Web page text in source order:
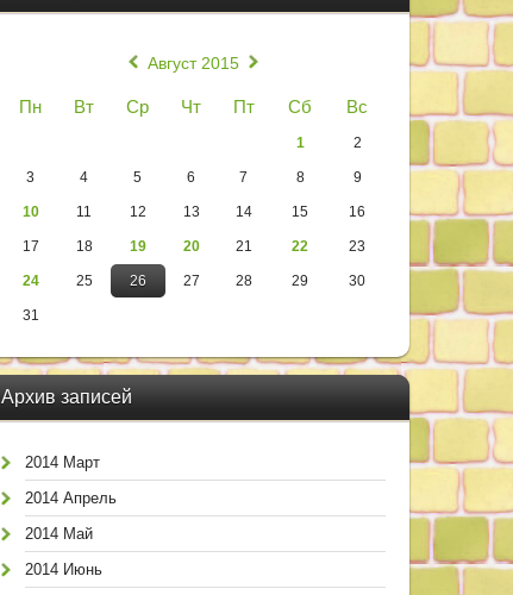
Август 2015
Пн Вт Ср Чт Пт Сб Вс
1 2
3 4 5 6 7 8 9
10 11 12 13 14 15 16
17 18 19 20 21 22 23
24 25 26 27 28 29 30
31
Архив записей
2014 Март
2014 Апрель
2014 Май
2014 Июнь